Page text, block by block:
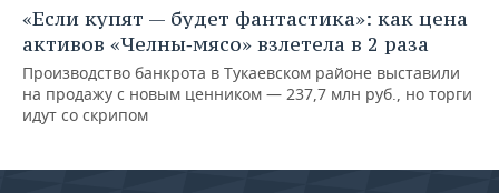
«Если купят — будет фантастика»: как цена
активов «Челны‑мясо» взлетела в 2 раза
Производство банкрота в Тукаевском районе выставили
на продажу с новым ценником — 237,7 млн руб., но торги
идут со скрипом